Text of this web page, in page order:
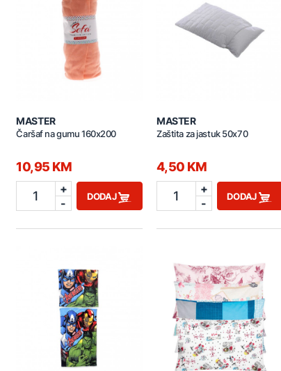
MASTER
Čaršaf na gumu 160x200
10,95 KM
1
+
-
DODAJ
MASTER
Zaštita za jastuk 50x70
4,50 KM
1
+
-
DODAJ